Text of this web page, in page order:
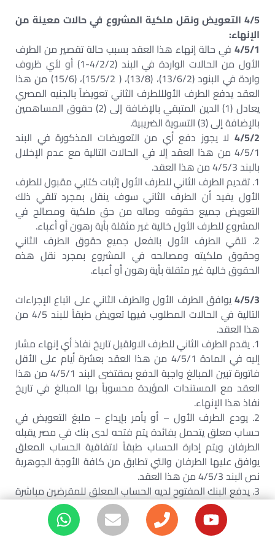
4/5 التعويض ونقل ملكية المشروع في حالات معينة من
الإنهاء:
4/5/1 في حالة إنهاء هذا العقد بسبب حالة تقصير من الطرف
الأول من الحالات الواردة في البند (4/2/2-1) أو لأي ظروف
واردة في البنود (13/6/2)، (13/8)، ( 15/5/2)، (15/6) من هذا
العقد يدفع الطرف الأولللطرف الثاني تعويضاً بالجنيه المصري
يعادل (1) الدين المتبقي بالإضافة إلى (2) حقوق المساهمين
بالإضافة إلى (3) التسوية الضريبية.
4/5/2 لا يجوز دفع أي من التعويضات المذكورة في البند
4/5/1 من هذا العقد إلا في الحالات التالية مع عدم الإخلال
بالبند 4/5/3 من هذا العقد.
1. تقديم الطرف الثاني للطرف الأول إثبات كتابي مقبول للطرف
الأول يفيد أن الطرف الثاني سوف ينقل بمجرد تلقي ذلك
التعويض جميع حقوقه وماله من حق ملكية ومصالح في
المشروع للطرف الأول خالية غير مثقلة بأية رهون أو أعباء.
2. تلقي الطرف الأول بالفعل جميع حقوق الطرف الثاني
وحقوق ملكيته ومصالحه في المشروع بمجرد نقل هذه
الحقوق خالية غير مثقلة بأية رهون أو أعباء.
4/5/3يوافق الطرف الأول والطرف الثاني على اتباع الإجراءات
التالية في الحالات المطلوب فيها تعويض طبقاً للبند 4/5 من
هذا العقد.
1. يقدم الطرف الثاني للطرف الاولقبل تاريخ نفاذ أي إنهاء مشار
إليه في المادة 4/5/1 من هذا العقد بعشرة أيام على الأقل
فاتورة تبين المبالغ واجبة الدفع بمقتضى البند 4/5/1 من هذا
العقد مع المستندات المؤيدة محسوباً بها المبالغ في تاريخ
نفاذ هذا الإنهاء.
2. يودع الطرف الأول – أو يأمر بإيداع – ملبغ التعويض في
حساب معلق يتحمل بفائدة يتم فتحه لدى بنك في مصر يقبله
الطرفان ويتم إدارة الحساب طبقاً لاتفاقية الحساب المعلق
يوافق عليها الطرفان والتي تطابق من كافة الأوجة الجوهرية
نص البند 4/5/3 من هذا العقد.
3. يدفع البنك المفتوح لديه الحساب المعلق للمقرضين مباشرة
الدين المتبقي طبقاً لما هو معتمد من مكتب مراقب حسابات
معترف به دولياً في نفس وقت استلامه التوكيلات الرسمية
الموثقة غير القابلة للإلغاء الصادرة من المقرضين لمصلحة